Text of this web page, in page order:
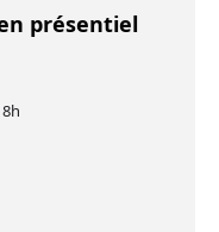
présentiel